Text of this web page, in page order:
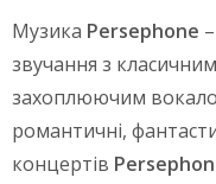
Музика Persephone
звучання з
захоплюючим
романтичні,
концертів